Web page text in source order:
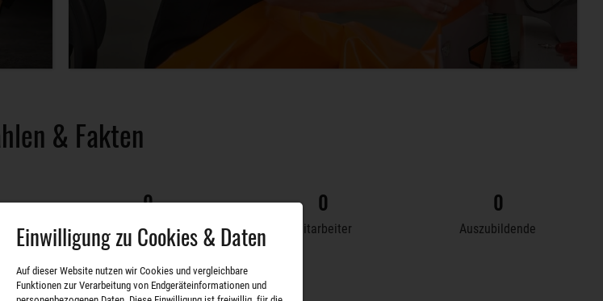
& Fakten
pro
6.544
Rekord Stückzahl pro Monat
97
Mitarbeiter
5
Auszubildende
Einwilligung zu Cookies & Daten
Auf dieser Website nutzen wir Cookies und vergleichbare
Funktionen zur Verarbeitung von Endgeräteinformationen und